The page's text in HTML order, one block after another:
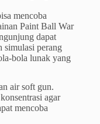
mencoba
Paint Ball War
dapat
simulasi perang
bola lunak yang
air soft gun.
agar
mencoba